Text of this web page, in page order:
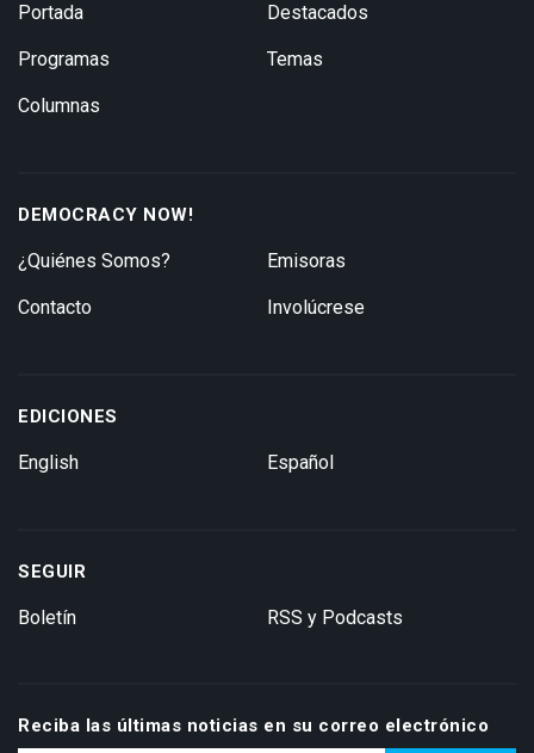
Portada
Programas
Columnas
Destacados
Temas
DEMOCRACY NOW!
¿Quiénes Somos?
Contacto
Emisoras
Involúcrese
EDICIONES
English Español
SEGUIR
Boletín RSS y Podcasts
Reciba las últimas noticias en su correo electrónico